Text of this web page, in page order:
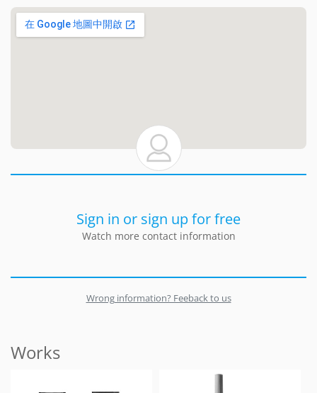
Sign in or sign up for free
Watch more contact information
Wrong information? Feeback to us
Works